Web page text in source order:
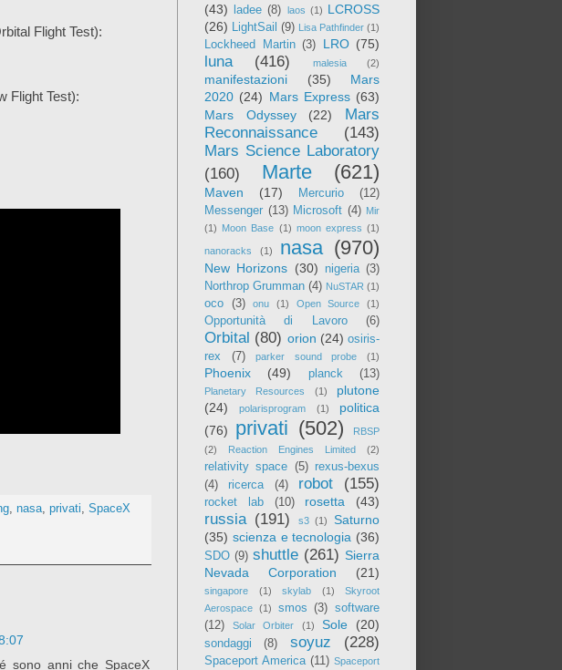
Flight Test):
Flight Test):
,nasa ,privati ,SpaceX
sono anni che SpaceX
(43)
ladee (8) laos (1) LCROSS
(26) LightSail (9) Lisa Pathfinder (1)
Lockheed Martin (3) LRO (75)
luna (416) malesia (2)
manifestazioni (35)
Mars
2020 (24) Mars Express (63)
Mars Odyssey
(22)
Mars
Reconnaissance
(143)
Mars Science Laboratory
(160)
Marte (621)
Maven (17) Mercurio
(12)
Messenger (13) Microsoft (4) Mir
(1) Moon Base (1) moon express (1)
nanoracks (1) nasa (970)
New Horizons (30) nigeria (3)
Northrop Grumman (4) NuSTAR (1)
oco (3) onu (1) Open Source (1)
Opportunità di Lavoro (6)
Orbital (80) orion (24) osiris-
rex
(7) parker sound probe (1)
Phoenix (49) planck (13)
Planetary Resources (1)
plutone
(24)
polarisprogram (1)
politica
(76)
privati (502)
RBSP
(2)
Reaction Engines Limited (2)
relativity space (5) rexus-bexus
(4)
ricerca (4) robot (155)
rocket lab (10) rosetta (43)
russia (191) s3 (1)
Saturno
(35) scienza e tecnologia (36)
SDO (9) shuttle (261) Sierra
Nevada Corporation
(21)
singapore (1) skylab (1)
Skyroot
Aerospace (1) smos (3) software
(12)
Solar Orbiter (1) Sole (20)
sondaggi (8) soyuz (228)
Spaceport America (11) Spaceport